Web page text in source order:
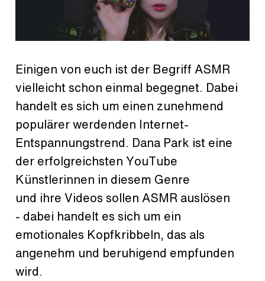
Einigen von euch ist der Begriff ASMR
vielleicht schon einmal begegnet. Dabei
handelt es sich um einen zunehmend
populärer werdenden Internet-
Entspannungstrend. Dana Park ist eine
der erfolgreichsten YouTube
Künstlerinnen in diesem Genre
und ihre Videos sollen ASMR auslösen
- dabei handelt es sich um ein
emotionales Kopfkribbeln, das als
angenehm und beruhigend empfunden
wird.